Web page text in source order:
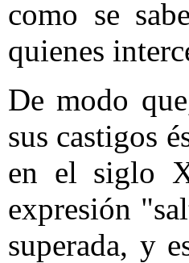
como se
quienes
De modo
sus castigos
en el siglo
expresión
superada, y